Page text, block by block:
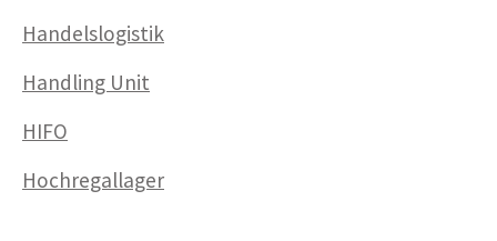
Handelslogistik
Handling Unit
HIFO
Hochregallager